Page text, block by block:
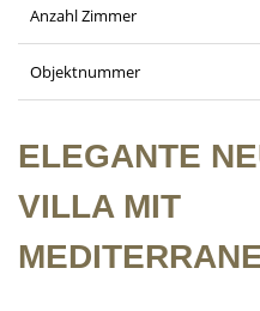
Anzahl Zimmer
Objektnummer
ELEGANTE
VILLA MIT